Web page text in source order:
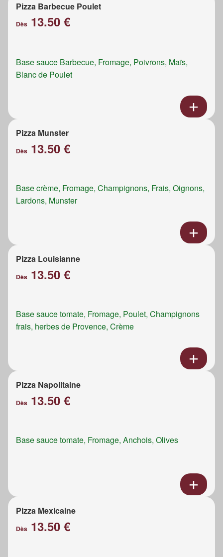
Pizza Barbecue Poulet
Dès 13.50 €
Base sauce Barbecue, Fromage, Poivrons, Maïs,
Blanc de Poulet
Pizza Munster
Dès 13.50 €
Base crème, Fromage, Champignons, Frais, Oignons,
Lardons, Munster
Pizza Louisianne
Dès 13.50 €
Base sauce tomate, Fromage, Poulet, Champignons
frais, herbes de Provence, Crème
Pizza Napolitaine
Dès 13.50 €
Base sauce tomate, Fromage, Anchois, Olives
Pizza Mexicaine
Dès 13.50 €